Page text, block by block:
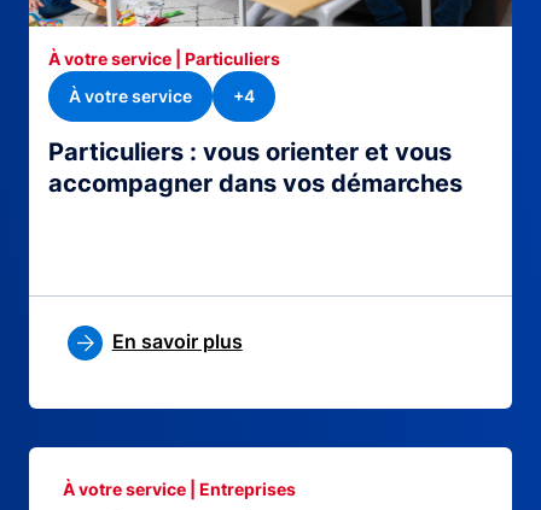
Particuliers : vous orienter et vous
accompagner dans vos démarches
À votre service | Particuliers
À votre service
+4
En savoir plus
À votre service | Entreprises